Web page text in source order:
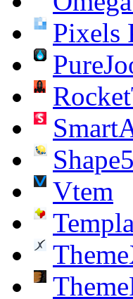
Pixels
Shape5
Vtem